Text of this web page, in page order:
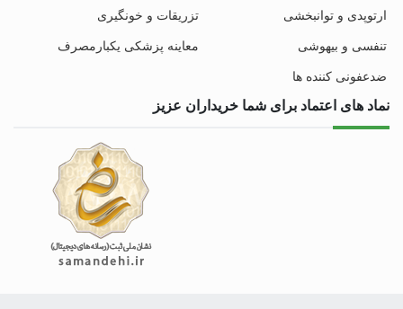
ارتوپدی و توانبخشی
تزریقات و خونگیری
تنفسی و بیهوشی
معاینه پزشکی یکبارمصرف
ضدعفونی کننده ها
نماد های اعتماد برای شما خریداران عزیز